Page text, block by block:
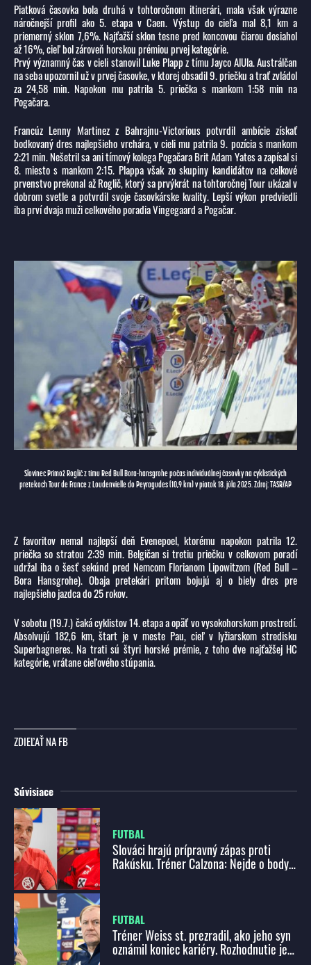
Piatková časovka bola druhá v tohtoročnom itinerári, mala však výrazne
náročnejší profil ako 5. etapa v Caen. Výstup do cieľa mal 8,1 km a
priemerný sklon 7,6%. Najťažší sklon tesne pred koncovou čiarou dosiahol
až 16%, cieľ bol zároveň horskou prémiou prvej kategórie.
Prvý významný čas v cieli stanovil Luke Plapp z tímu Jayco AlUla. Austrálčan
na seba upozornil už v prvej časovke, v ktorej obsadil 9. priečku a trať zvládol
za 24,58 min. Napokon mu patrila 5. priečka s mankom 1:58 min na
Pogačara.
Francúz Lenny Martinez z Bahrajnu-Victorious potvrdil ambície získať
bodkovaný dres najlepšieho vrchára, v cieli mu patrila 9. pozícia s mankom
2:21 min. Nešetril sa ani tímový kolega Pogačara Brit Adam Yates a zapísal si
8. miesto s mankom 2:15. Plappa však zo skupiny kandidátov na celkové
prvenstvo prekonal až Roglič, ktorý sa prvýkrát na tohtoročnej Tour ukázal v
dobrom svetle a potvrdil svoje časovkárske kvality. Lepší výkon predviedli
iba prví dvaja muži celkového poradia Vingegaard a Pogačar.
Slovinec Primož Roglič z tímu Red Bull Bora-hansgrohe počas individuálnej časovky na cyklistických
pretekoch Tour de France z Loudenvielle do Peyragudes (10,9 km) v piatok 18. júla 2025. Zdroj: TASR/AP
Z favoritov nemal najlepší deň Evenepoel, ktorému napokon patrila 12.
priečka so stratou 2:39 min. Belgičan si tretiu priečku v celkovom poradí
udržal iba o šesť sekúnd pred Nemcom Florianom Lipowitzom (Red Bull –
Bora Hansgrohe). Obaja pretekári pritom bojujú aj o biely dres pre
najlepšieho jazdca do 25 rokov.
V sobotu (19.7.) čaká cyklistov 14. etapa a opäť vo vysokohorskom prostredí.
Absolvujú 182,6 km, štart je v meste Pau, cieľ v lyžiarskom stredisku
Superbagneres. Na trati sú štyri horské prémie, z toho dve najťažšej HC
kategórie, vrátane cieľového stúpania.
ZDIEĽAŤ NA FB
Súvisiace
FUTBAL
Slováci hrajú prípravný zápas proti
Rakúsku. Tréner Calzona: Nejde o body,
FUTBAL
Tréner Weiss st. prezradil, ako jeho syn
oznámil koniec kariéry. Rozhodnutie je